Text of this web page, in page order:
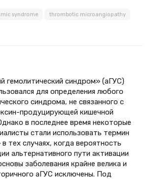
syndrome thrombotic microangiopathy
гемолитический синдром» (аГУС)
для определения любого
синдрома, не связанного с
продуцирующей кишечной
в последнее время некоторые
стали использовать термин
тех случаях, когда вероятность
альтернативного пути активации
заболевания крайне велика и
аГУС исключены. Под